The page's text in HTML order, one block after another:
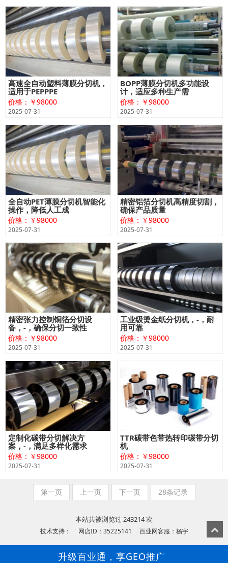
高速全自动塑料薄膜分切机，
适用于PEPPPE
价格：￥98000
2025-07-31
BOPP薄膜分切机多功能设
计，适应多种生产需
价格：￥98000
2025-07-31
全自动PET薄膜分切机智能化
操作，降低人工成
价格：￥98000
2025-07-31
精密铝箔分切机高精度切割，
确保产品质量
价格：￥98000
2025-07-31
精密张力控制铜箔分切设
备，-，确保分切一致性
价格：￥98000
2025-07-31
工业级烫金纸分切机，-，耐
用可靠
价格：￥98000
2025-07-31
定制化碳带分切解决方
案，-，满足多样化需求
价格：￥98000
2025-07-31
TTR碳带色带热转印碳带分切
机
价格：￥98000
2025-07-31
第一页 上一页 下一页 28条记录
本站共被浏览过 243214 次
技术支持： 网店ID：35225141 百业网客服：杨宇
升级百业通，享GEO推广